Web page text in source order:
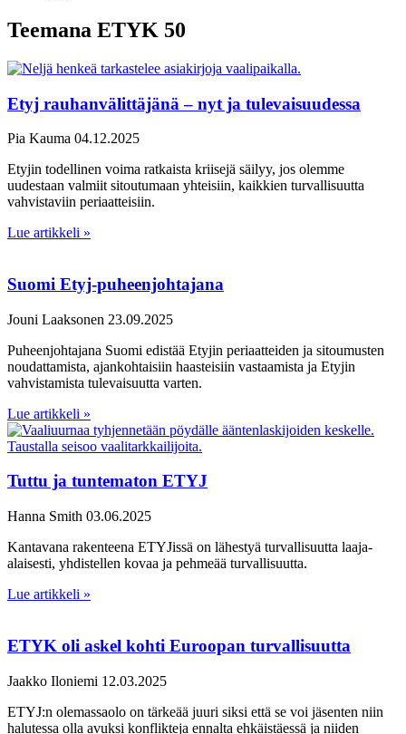
Teemana ETYK 50
Etyj rauhanvälittäjänä – nyt ja tulevaisuudessa
Pia Kauma 04.12.2025
Etyjin todellinen voima ratkaista kriisejä säilyy, jos olemme
uudestaan valmiit sitoutumaan yhteisiin, kaikkien turvallisuutta
vahvistaviin periaatteisiin.
Lue artikkeli »
Suomi Etyj-puheenjohtajana
Jouni Laaksonen 23.09.2025
Puheenjohtajana Suomi edistää Etyjin periaatteiden ja sitoumusten
noudattamista, ajankohtaisiin haasteisiin vastaamista ja Etyjin
vahvistamista tulevaisuutta varten.
Lue artikkeli »
Tuttu ja tuntematon ETYJ
Hanna Smith 03.06.2025
Kantavana rakenteena ETYJissä on lähestyä turvallisuutta laaja-
alaisesti, yhdistellen kovaa ja pehmeää turvallisuutta.
Lue artikkeli »
ETYK oli askel kohti Euroopan turvallisuutta
Jaakko Iloniemi 12.03.2025
ETYJ:n olemassaolo on tärkeää juuri siksi että se voi jäsenten niin
halutessa olla avuksi konflikteja ennalta ehkäistäessä ja niiden